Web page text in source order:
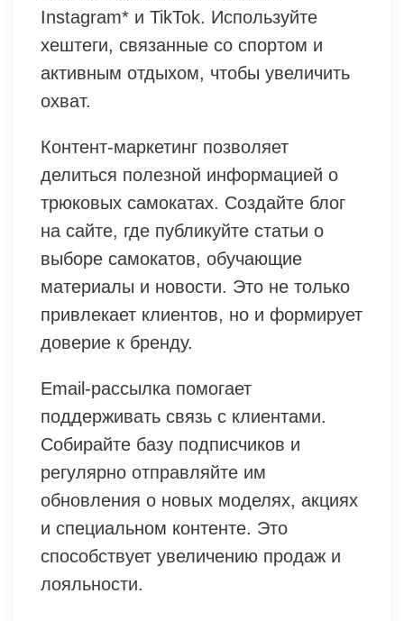
Instagram* и TikTok. Используйте
хештеги, связанные со спортом и
активным отдыхом, чтобы увеличить
охват.
Контент-маркетинг позволяет
делиться полезной информацией о
трюковых самокатах. Создайте блог
на сайте, где публикуйте статьи о
выборе самокатов, обучающие
материалы и новости. Это не только
привлекает клиентов, но и формирует
доверие к бренду.
Email-рассылка помогает
поддерживать связь с клиентами.
Собирайте базу подписчиков и
регулярно отправляйте им
обновления о новых моделях, акциях
и специальном контенте. Это
способствует увеличению продаж и
лояльности.